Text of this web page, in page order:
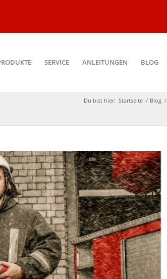
SERVICE ANLEITUNGEN BLOG
Du bist hier: Startseite / Blog /